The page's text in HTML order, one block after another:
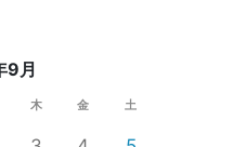
9月
木 金 土